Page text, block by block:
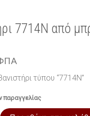
7714N από
τύπου “7714N”
παραγγελίας
από μπρούτζο ποσότητα